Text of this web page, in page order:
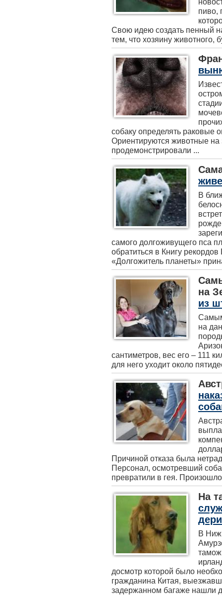
пиво,
Свою идею создать пенный
тем, что хозяину животного,
собаку определять раковые
Ориентируются животные на
продемонстрировали ...
В
самого долгоживущего пса
обратиться в Книгу
«Долгожитель планеты»
на
из
на
сантиметров, вес его – 111
для него уходит около
Причиной отказа была
Персонал, осмотревший
превратили в гея. Произошло
На
В
досмотр которой было
гражданина Китая,
задержанном багаже нашли